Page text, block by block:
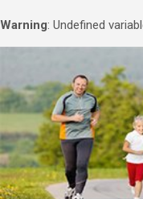
Warning: Undefined
содержимому